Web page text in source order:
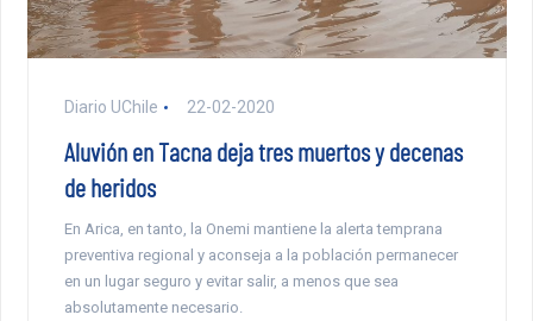
Diario UChile 22-02-2020
Aluvión en Tacna deja tres muertos y decenas
de heridos
En Arica, en tanto, la Onemi mantiene la alerta temprana
preventiva regional y aconseja a la población permanecer
en un lugar seguro y evitar salir, a menos que sea
absolutamente necesario.